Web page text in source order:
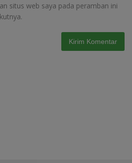
situs web saya pada peramban ini